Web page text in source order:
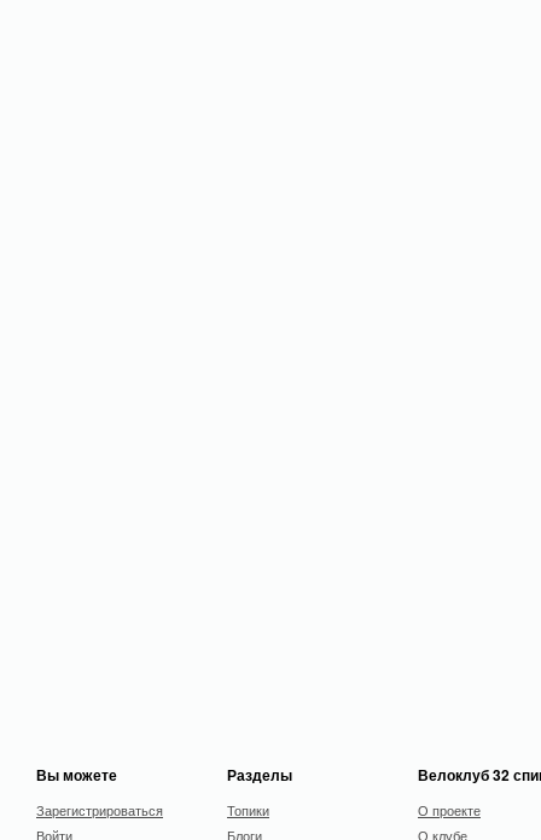
Вы можете
Зарегистрироваться
Войти
Разделы
Топики
Блоги
Велоклуб 32
О проекте
О клубе